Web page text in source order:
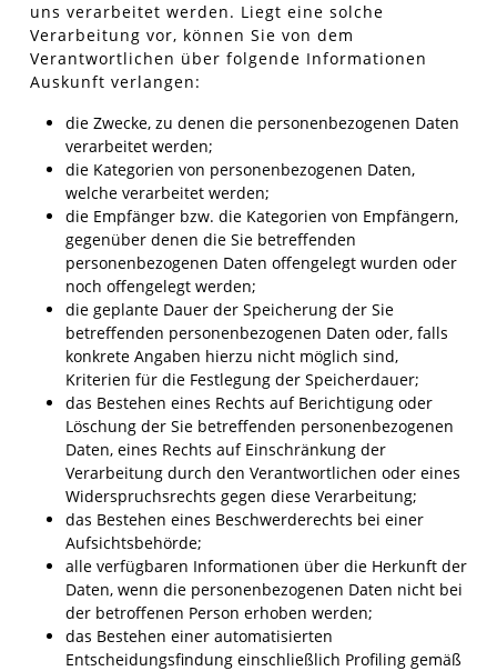
uns verarbeitet werden. Liegt eine solche
Verarbeitung vor, können Sie von dem
Verantwortlichen über folgende Informationen
Auskunft verlangen:
die Zwecke, zu denen die personenbezogenen Daten
verarbeitet werden;
die Kategorien von personenbezogenen Daten,
welche verarbeitet werden;
die Empfänger bzw. die Kategorien von Empfängern,
gegenüber denen die Sie betreffenden
personenbezogenen Daten offengelegt wurden oder
noch offengelegt werden;
die geplante Dauer der Speicherung der Sie
betreffenden personenbezogenen Daten oder, falls
konkrete Angaben hierzu nicht möglich sind,
Kriterien für die Festlegung der Speicherdauer;
das Bestehen eines Rechts auf Berichtigung oder
Löschung der Sie betreffenden personenbezogenen
Daten, eines Rechts auf Einschränkung der
Verarbeitung durch den Verantwortlichen oder eines
Widerspruchsrechts gegen diese Verarbeitung;
das Bestehen eines Beschwerderechts bei einer
Aufsichtsbehörde;
alle verfügbaren Informationen über die Herkunft der
Daten, wenn die personenbezogenen Daten nicht bei
der betroffenen Person erhoben werden;
das Bestehen einer automatisierten
Entscheidungsfindung einschließlich Profiling gemäß